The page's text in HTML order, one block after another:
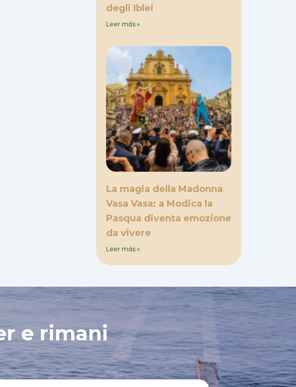
degli Iblei
Leer más »
La magia della Madonna
Vasa Vasa: a Modica la
Pasqua diventa emozione
da vivere
Leer más »
e rimani